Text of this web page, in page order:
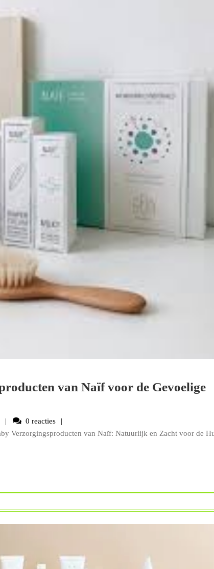
van Naïf voor de Gevoelige
uwdierinbalans
0 reacties
Verzorgingsproducten van Naïf: Natuurlijk en Zacht voor de